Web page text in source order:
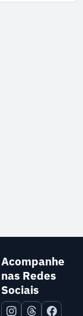
Acompanhe
nas Redes
Sociais